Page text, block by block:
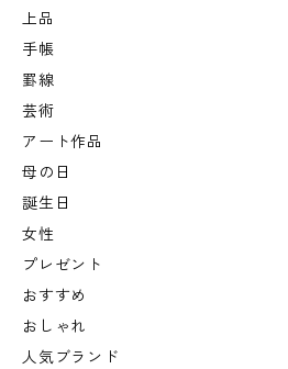
上品
手帳
罫線
芸術
アート作品
母の日
誕生日
女性
プレゼント
おすすめ
おしゃれ
人気ブランド